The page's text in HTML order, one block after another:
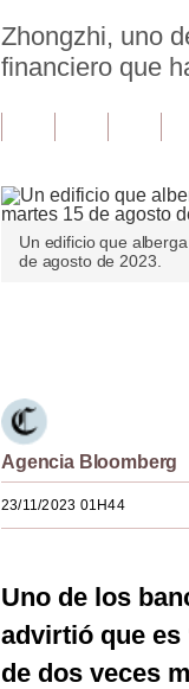
Zhongzhi, uno
financiero que
Un edificio que
de agosto de 2023.
Agencia Bloomberg
23/11/2023 01H44
Uno de los
advirtió que es
de dos veces